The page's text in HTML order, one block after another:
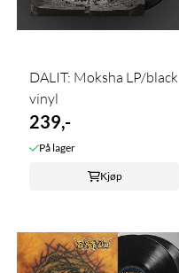
DALIT: Moksha LP/black
vinyl
239,-
På lager
Kjøp